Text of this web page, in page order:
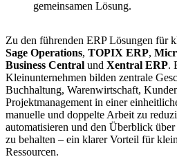
gemeinsamen Lösung.
Zu den führenden ERP Lösungen für
Sage Operations, TOPIX ERP,
Business Central und Xentral ERP.
Kleinunternehmen bilden zentrale
Buchhaltung, Warenwirtschaft,
Projektmanagement in einer
manuelle und doppelte Arbeit zu
automatisieren und den Überblick über
zu behalten – ein klarer Vorteil für
Ressourcen.